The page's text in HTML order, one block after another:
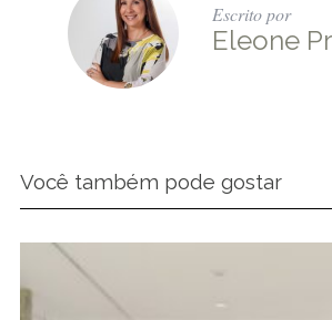
Escrito por
Eleone
Você também pode gostar